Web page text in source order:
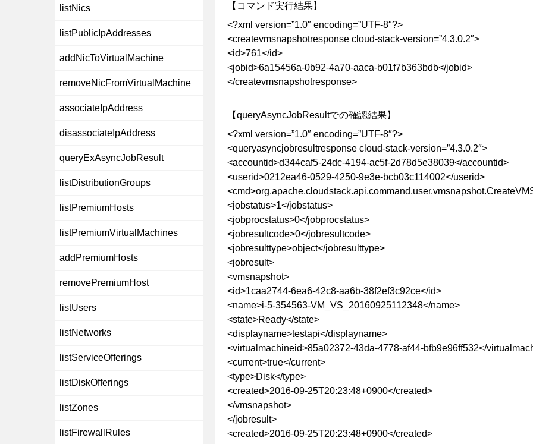
【コマンド実行結果】
<?xml version=”1.0″ encoding=”UTF-8″?>
<createvmsnapshotresponse cloud-stack-version=”4.3.0.2″>
<id>761</id>
<jobid>6a15456a-0b92-4a70-aaca-b01f7b363bdb</jobid>
</createvmsnapshotresponse>
【queryAsyncJobResultでの確認結果】
<?xml version=”1.0″ encoding=”UTF-8″?>
<queryasyncjobresultresponse cloud-stack-version=”4.3.0.2″>
<accountid>d344caf5-24dc-4194-ac5f-2d78d5e38039</accountid>
<userid>0212ea46-0529-4250-9e3e-bcb03c114002</userid>
<jobstatus>1</jobstatus>
<jobprocstatus>0</jobprocstatus>
<jobresultcode>0</jobresultcode>
<jobresulttype>object</jobresulttype>
<jobresult>
<vmsnapshot>
<id>1caa2744-6ea6-42c8-aa6b-38f2ef3c92ce</id>
<name>i-5-354563-VM_VS_20160925112348</name>
<state>Ready</state>
<displayname>testapi</displayname>
<virtualmachineid>85a02372-43da-4778-af44-bfb9e96ff532</
<current>true</current>
<type>Disk</type>
<created>2016-09-25T20:23:48+0900</created>
</vmsnapshot>
</jobresult>
<created>2016-09-25T20:23:48+0900</created>
listNics
listPublicIpAddresses
addNicToVirtualMachine
removeNicFromVirtualMachine
associateIpAddress
disassociateIpAddress
queryExAsyncJobResult
listDistributionGroups
listPremiumHosts
listPremiumVirtualMachines
addPremiumHosts
removePremiumHost
listUsers
listNetworks
listServiceOfferings
listDiskOfferings
listZones
listFirewallRules